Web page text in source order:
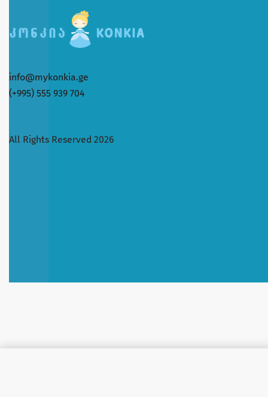
info@mykonkia.ge
(+995) 555 939 704
All Rights Reserved 2026